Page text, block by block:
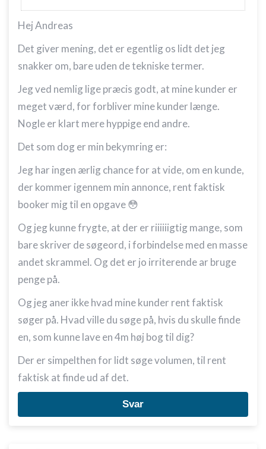
Hej Andreas
Det giver mening, det er egentlig os lidt det jeg
snakker om, bare uden de tekniske termer.
Jeg ved nemlig lige præcis godt, at mine kunder er
meget værd, for forbliver mine kunder længe.
Nogle er klart mere hyppige end andre.
Det som dog er min bekymring er:
Jeg har ingen ærlig chance for at vide, om en kunde,
der kommer igennem min annonce, rent faktisk
booker mig til en opgave 😳
Og jeg kunne frygte, at der er riiiiiigtig mange, som
bare skriver de søgeord, i forbindelse med en masse
andet skrammel. Og det er jo irriterende ar bruge
penge på.
Og jeg aner ikke hvad mine kunder rent faktisk
søger på. Hvad ville du søge på, hvis du skulle finde
en, som kunne lave en 4m høj bog til dig?
Der er simpelthen for lidt søge volumen, til rent
faktisk at finde ud af det.
Svar